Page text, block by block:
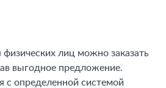
лиц можно заказать
выгодное предложение.
с определенной системой